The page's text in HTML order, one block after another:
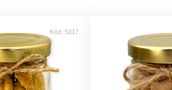
Kód: 5017